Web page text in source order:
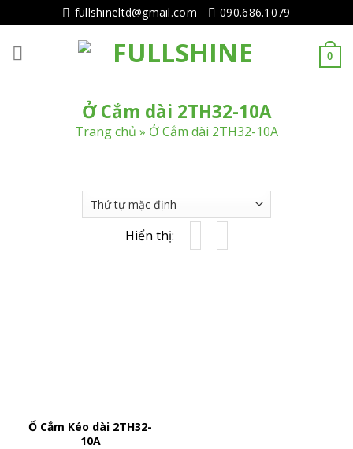
tục
tới
fullshineltd@gmail.com 090.686.1079
0
Ở Cắm dài 2TH32-10A
Trang chủ » Ở Cắm dài 2TH32-10A
Hiển thị:
Ổ Cắm Kéo dài 2TH32-
10A